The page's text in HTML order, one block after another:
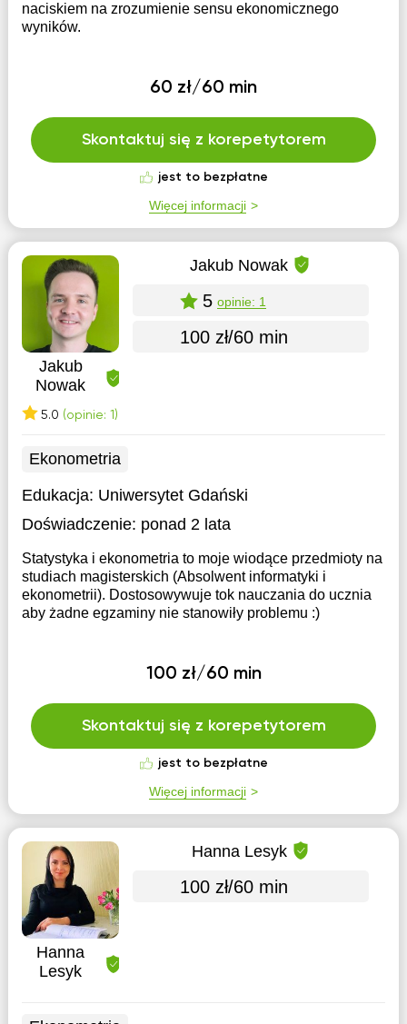
naciskiem na zrozumienie sensu ekonomicznego
wyników.
60 zł/60 min
Skontaktuj się z korepetytorem
jest to bezpłatne
Więcej informacji
Jakub
Nowak
5.0 (opinie: 1)
Jakub Nowak
5 opinie: 1
100 zł/60 min
Ekonometria
Edukacja: Uniwersytet Gdański
Doświadczenie: ponad 2 lata
Statystyka i ekonometria to moje wiodące przedmioty na
studiach magisterskich (Absolwent informatyki i
ekonometrii). Dostosowywuje tok nauczania do ucznia
aby żadne egzaminy nie stanowiły problemu :)
100 zł/60 min
Skontaktuj się z korepetytorem
jest to bezpłatne
Więcej informacji
Hanna
Lesyk
Hanna Lesyk
100 zł/60 min